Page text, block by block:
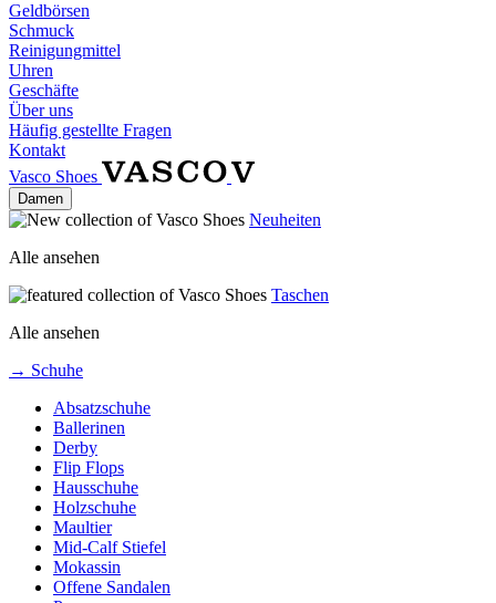
Geldbörsen
Schmuck
Reinigungmittel
Uhren
Geschäfte
Über uns
Häufig gestellte Fragen
Kontakt
Vasco Shoes
Damen
Neuheiten
Alle ansehen
Taschen
Alle ansehen
→ Schuhe
Absatzschuhe
Ballerinen
Derby
Flip Flops
Hausschuhe
Holzschuhe
Maultier
Mid-Calf Stiefel
Mokassin
Offene Sandalen